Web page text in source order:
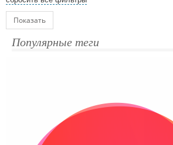
Показать
Популярные теги